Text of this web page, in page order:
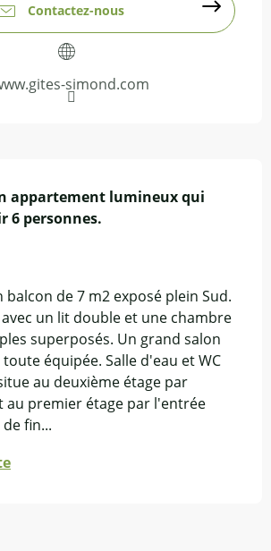
Contactez-nous
simond.com
appartement lumineux qui
6 personnes.
balcon de 7 m2 exposé plein Sud.
un lit double et une chambre
superposés. Un grand salon
équipée. Salle d'eau et WC
au deuxième étage par
au premier étage par l'entrée
fin...